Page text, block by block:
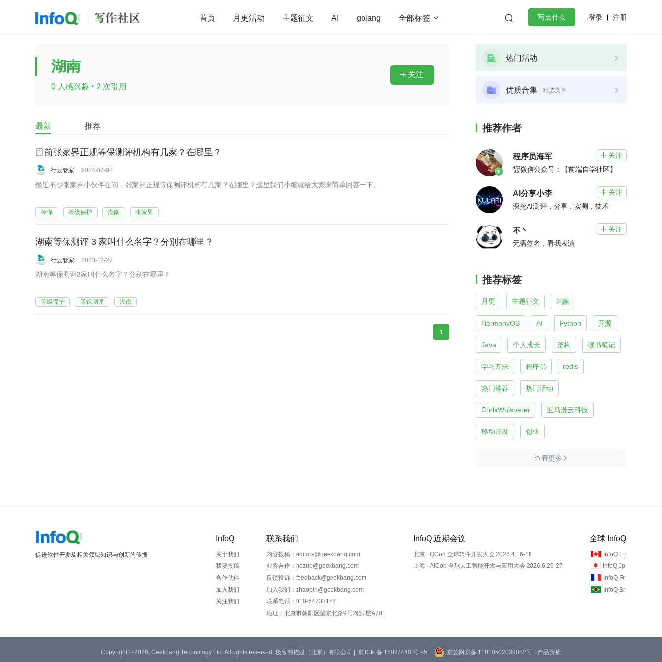
首页 月更活动 主题征文 AI golang 全部标签   写点什么 登录 注册
前端 redis
查看更多
湖南
0 人感兴趣 · 2 次引用
 关注
最新 推荐
目前张家界正规等保测评机构有几家？在哪里？
行云管家 2024-07-08
最近不少张家界小伙伴在问，张家界正规等保测评机构有几家？在哪里？这里我们小编就给大家来简单回答一下。
等保 等级保护 湖南 张家界
湖南等保测评 3 家叫什么名字？分别在哪里？
行云管家 2023-12-27
湖南等保测评3家叫什么名字？分别在哪里？
等级保护 等保测评 湖南
1
热门活动
优质合集 精选文章
推荐作者
程序员海军  关注
🏆微信公众号：【前端自学社区】
AI分享小李  关注
深挖AI测评，分享，实测，技术
不丶  关注
无需签名，看我表演
推荐标签
月更 主题征文 鸿蒙
HarmonyOS AI Python 开源
Java 个人成长 架构 读书笔记
学习方法 程序员 redis
热门推荐 热门活动
CodeWhisperer 亚马逊云科技
移动开发 创业
查看更多 
促进软件开发及相关领域知识与创新的传播
InfoQ
关于我们
我要投稿
合作伙伴
加入我们
关注我们
联系我们
内容投稿：editors@geekbang.com
业务合作：hezuo@geekbang.com
反馈投诉：feedback@geekbang.com
加入我们：zhaopin@geekbang.com
联系电话：010-64738142
地址：北京市朝阳区望京北路9号2幢7层A701
InfoQ 近期会议
北京 · QCon 全球软件开发大会 2026.4.16-18
上海 · AICon 全球人工智能开发与应用大会 2026.6.26-27
全球 InfoQ
InfoQ En
InfoQ Jp
InfoQ Fr
InfoQ Br
Copyright © 2026, Geekbang Technology Ltd. All rights reserved. 极客邦控股（北京）有限公司 | 京 ICP 备 16027448 号 - 5 京公网安备 11010502039052号 | 产品资质